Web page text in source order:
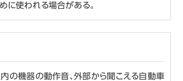
に使われる場合がある。
の機器の動作音、外部から聞こえる自動車